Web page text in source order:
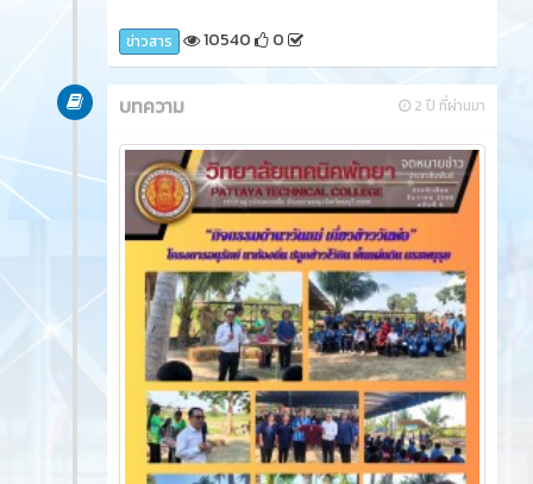
PTC GOT'Talent 2023 ดำเนินการโดย ชมรม To Be
Number One และ แผนกวิชาาสามัญสัมพันธ์ ณ อาคาร
โดมเอนกประสงค์ วิทยาลัยเทคนิคพัทยา
ข่าวสาร 10193 0
2 ปี ที่ผ่านมา
ข่าวสาร
วันพฤหัสบดีที่ 21 ธันวาคม 2566​ นายศิรเมศร์ พัชราอริ
ยะธรณ์ ผู้อำนวยการวิทยาลัยเทคนิคพัทยา เป็นประธาน
เปิดโครงการ วัยรุ่นวัยใส ใส่ใจธรรมะ ซึ่งมีคณะครู
ชมรมวิชาชีพ นักเรียน นักศึกษา ระดับ ปวช.และ ปวส.
เข้าร่วมกิจกรรมเพื่อให้นักเรียน นักศึกษา ได้เข้าถึงหลัก
พระพุทธศาสนา และนำไปใช้ในการดำรงชีวิต ดำเนิน
กิจกรรมโดยชมรมวิชาชีพการตลาดและะุรกิจค้าปลีก ณ
หอประชุม วิทยาลัยเทคนิคพัทยา